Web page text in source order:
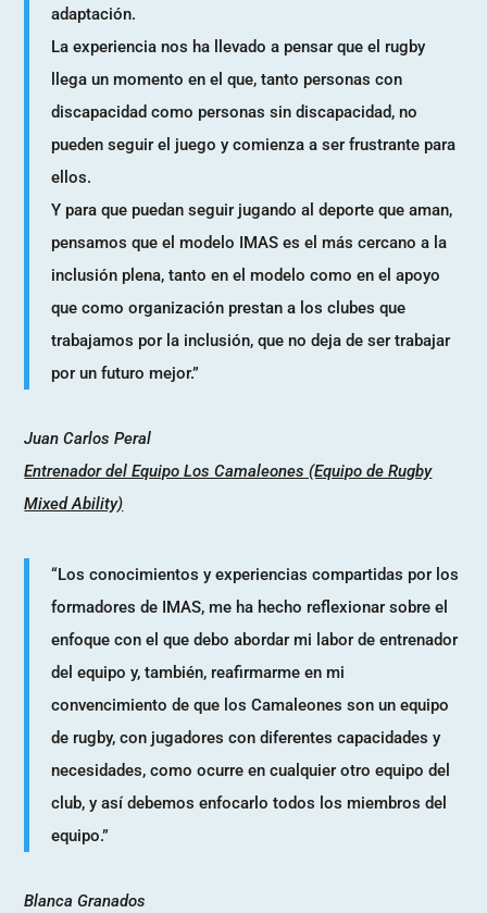
adaptación.
La experiencia nos ha llevado a pensar que el rugby
llega un momento en el que, tanto personas con
discapacidad como personas sin discapacidad, no
pueden seguir el juego y comienza a ser frustrante para
ellos.
Y para que puedan seguir jugando al deporte que aman,
pensamos que el modelo IMAS es el más cercano a la
inclusión plena, tanto en el modelo como en el apoyo
que como organización prestan a los clubes que
trabajamos por la inclusión, que no deja de ser trabajar
por un futuro mejor.”
Juan Carlos Peral
Entrenador del Equipo Los Camaleones (Equipo de Rugby
Mixed Ability)
“Los conocimientos y experiencias compartidas por los
formadores de IMAS, me ha hecho reflexionar sobre el
enfoque con el que debo abordar mi labor de entrenador
del equipo y, también, reafirmarme en mi
convencimiento de que los Camaleones son un equipo
de rugby, con jugadores con diferentes capacidades y
necesidades, como ocurre en cualquier otro equipo del
club, y así debemos enfocarlo todos los miembros del
equipo.”
Blanca Granados